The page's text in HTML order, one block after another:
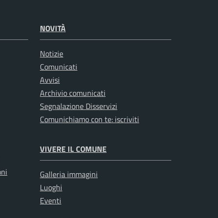
inviare richieste che
online.
sul trattamento dei dati personali.
servizio on-line o form di contatto
da quelli dichiarati nella
NOVITÀ
Notizie
Comunicati
Avvisi
Archivio comunicati
Segnalazione Disservizi
Comunichiamo con te: iscriviti
VIVERE IL COMUNE
Galleria immagini
Luoghi
Eventi